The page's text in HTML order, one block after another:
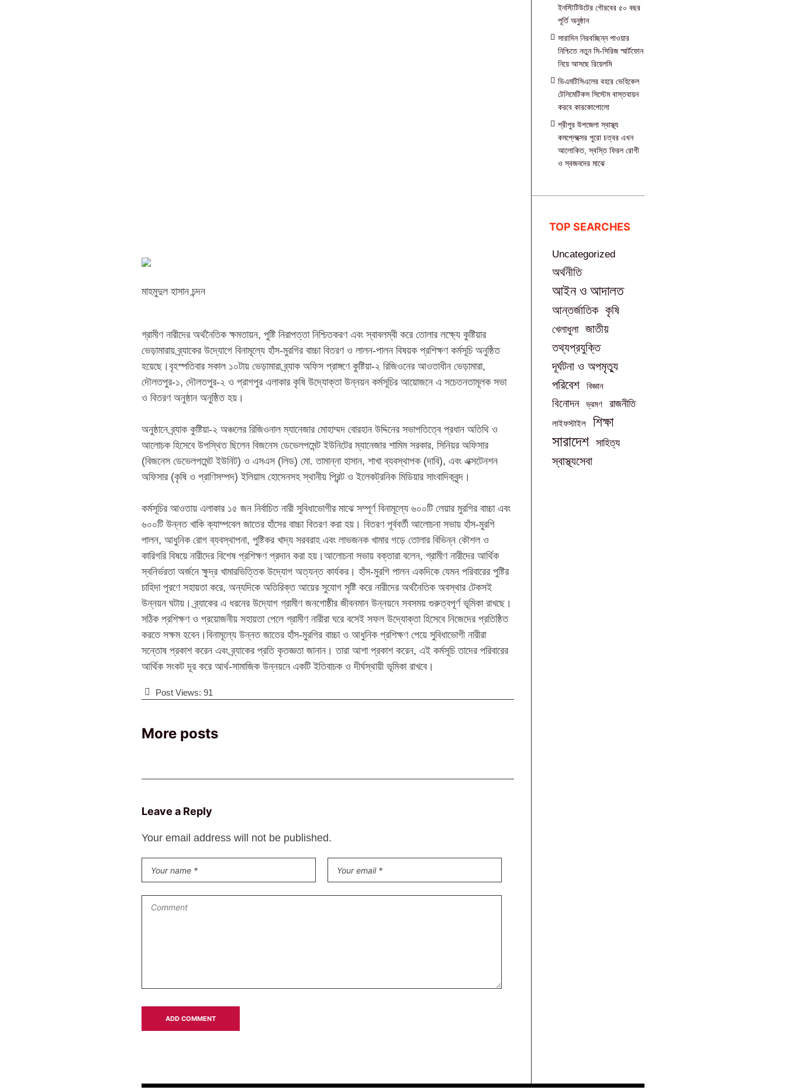
মাহমুদুল হাসান চন্দন
‎গ্রামীণ নারীদের অর্থনৈতিক ক্ষমতায়ন, পুষ্টি নিরাপত্তা নিশ্চিতকরণ এবং স্বাবলম্বী করে তোলার লক্ষ্যে কুষ্টিয়ার
ভেড়ামারায় ব্র্যাকের উদ্যোগে বিনামূল্যে হাঁস-মুরগির বাচ্চা বিতরণ ও লালন-পালন বিষয়ক প্রশিক্ষণ কর্মসূচি অনুষ্ঠিত
হয়েছে।বৃহস্পতিবার সকাল ১০টায় ভেড়ামারা ব্র্যাক অফিস প্রাঙ্গণে কুষ্টিয়া-২ রিজিওনের আওতাধীন ভেড়ামারা,
দৌলতপুর-১, দৌলতপুর-২ ও প্রাগপুর এলাকার কৃষি উদ্যোক্তা উন্নয়ন কর্মসূচির আয়োজনে এ সচেতনতামূলক সভা
ও বিতরণ অনুষ্ঠান অনুষ্ঠিত হয়।
‎অনুষ্ঠানে ব্র্যাক কুষ্টিয়া-২ অঞ্চলের রিজিওনাল ম্যানেজার মোহাম্মদ বোরহান উদ্দিনের সভাপতিত্বে প্রধান অতিথি ও
আলোচক হিসেবে উপস্থিত ছিলেন বিজনেস ডেভেলপমেন্ট ইউনিটের ম্যানেজার শামিম সরকার, সিনিয়র অফিসার
(বিজনেস ডেভেলপমেন্ট ইউনিট) ও এসএস (লিড) মো. তামান্না হাসান, শাখা ব্যবস্থাপক (দাবি), এবং এক্সটেনশন
অফিসার (কৃষি ও প্রাণিসম্পদ) ইলিয়াস হোসেনসহ স্থানীয় প্রিন্ট ও ইলেকট্রনিক মিডিয়ার সাংবাদিকবৃন্দ।
‎কর্মসূচির আওতায় এলাকার ১৫ জন নির্বাচিত নারী সুবিধাভোগীর মাঝে সম্পূর্ণ বিনামূল্যে ৬০০টি লেয়ার মুরগির বাচ্চা এবং
৬০০টি উন্নত খাকি ক্যাম্পবেল জাতের হাঁসের বাচ্চা বিতরণ করা হয়। বিতরণ পূর্ববর্তী আলোচনা সভায় হাঁস-মুরগি
পালন, আধুনিক রোগ ব্যবস্থাপনা, পুষ্টিকর খাদ্য সরবরাহ এবং লাভজনক খামার গড়ে তোলার বিভিন্ন কৌশল ও
কারিগরি বিষয়ে নারীদের বিশেষ প্রশিক্ষণ প্রদান করা হয়।আলোচনা সভায় বক্তারা বলেন, গ্রামীণ নারীদের আর্থিক
স্বনির্ভরতা অর্জনে ক্ষুদ্র খামারভিত্তিক উদ্যোগ অত্যন্ত কার্যকর। হাঁস-মুরগি পালন একদিকে যেমন পরিবারের পুষ্টির
চাহিদা পূরণে সহায়তা করে, অন্যদিকে অতিরিক্ত আয়ের সুযোগ সৃষ্টি করে নারীদের অর্থনৈতিক অবস্থার টেকসই
উন্নয়ন ঘটায়। ব্র্যাকের এ ধরনের উদ্যোগ গ্রামীণ জনগোষ্ঠীর জীবনমান উন্নয়নে সবসময় গুরুত্বপূর্ণ ভূমিকা রাখছে।
সঠিক প্রশিক্ষণ ও প্রয়োজনীয় সহায়তা পেলে গ্রামীণ নারীরা ঘরে বসেই সফল উদ্যোক্তা হিসেবে নিজেদের প্রতিষ্ঠিত
করতে সক্ষম হবেন।বিনামূল্যে উন্নত জাতের হাঁস-মুরগির বাচ্চা ও আধুনিক প্রশিক্ষণ পেয়ে সুবিধাভোগী নারীরা
সন্তোষ প্রকাশ করেন এবং ব্র্যাকের প্রতি কৃতজ্ঞতা জানান। তারা আশা প্রকাশ করেন, এই কর্মসূচি তাদের পরিবারের
আর্থিক সংকট দূর করে আর্থ-সামাজিক উন্নয়নে একটি ইতিবাচক ও দীর্ঘস্থায়ী ভূমিকা রাখবে।
Post Views: 91
More posts
Leave a Reply
Your email address will not be published.
ইনস্টিটিউটের গৌরবের ৫০ বছর
পূর্তি অনুষ্ঠান
সারাদিন নিরবচ্ছিন্ন পাওয়ার
নিশ্চিতে নতুন সি-সিরিজ স্মার্টফোন
নিয়ে আসছে রিয়েলমি
ডিএমটিসিএলের বহরে ভেহিকেল
টেলিমেটিকস সিস্টেম বাস্তবায়ন
করবে কারকোপোলো
শ্রীপুর উপজেলা স্বাস্থ্য
কমপ্লেক্সের পুরো চত্বর এখন
আলোকিত, স্বস্তি ফিরল রোগী
ও স্বজনদের মাঝে‎
TOP SEARCHES
Uncategorized
অর্থনীতি
আইন ও আদালত
আন্তর্জাতিক কৃষি
খেলাধুলা জাতীয়
তথ্যপ্রযুক্তি
দূর্ঘটনা ও অপমৃত্যু
পরিবেশ বিজ্ঞান
বিনোদন ভ্রমণ রাজনীতি
লাইফস্টাইল শিক্ষা
সারাদেশ সাহিত্য
স্বাস্থ্যসেবা